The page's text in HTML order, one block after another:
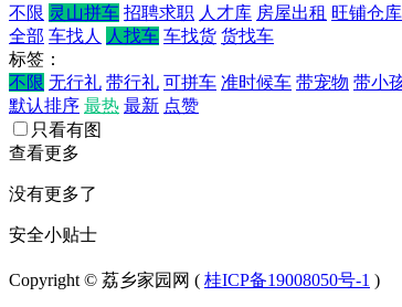
不限 灵山拼车 招聘求职 人才库 房屋出租 旺铺仓
全部 车找人 人找车 车找货 货找车
标签：
不限 无行礼 带行礼 可拼车 准时候车 带宠物 带小
默认排序 最热 最新 点赞
只看有图
查看更多
没有更多了
安全小贴士
Copyright © 荔乡家园网 ( 桂ICP备19008050号-1 )